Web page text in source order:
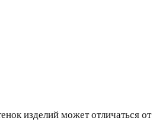
изделий может отличаться